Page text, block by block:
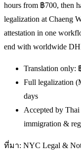
hours from ฿700, then
legalization at Chaeng
attestation in one
end with worldwide
Translation only:
Full legalization
days
Accepted by Thai
immigration &
ที่มา: NYC Legal &